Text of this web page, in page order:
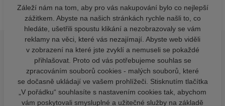
Záleží nám na tom, aby pro vás nakupování bylo co nejlepší
zážitkem. Abyste na našich stránkách rychle našli to, co
hledáte, ušetřili spoustu klikání a nezobrazovaly se vám
reklamy na věci, které vás nezajímají. Abyste web viděli
v zobrazení na které jste zvyklí a nemuseli se pokaždé
přihlašovat. Proto od vás potřebujeme souhlas se
zpracováním souborů cookies - malých souborů, které
se dočasně ukládají ve vašem prohlížeči. Stisknutím tlačítka
„V pořádku“ souhlasíte s nastavením cookies tak, abychom
vám poskytovali smysluplné a užitečné služby na základě